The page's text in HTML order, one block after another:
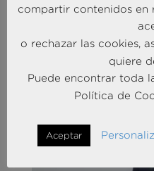
MÁS NOTICIAS
compartir contenidos en
o rechazar las cookies,
quiere
Puede encontrar toda
Política de
Aceptar